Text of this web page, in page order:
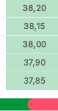
38,20
38,15
38,00
37,90
37,85